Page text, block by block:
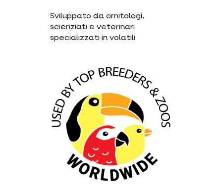
Sviluppato da ornitologi,
scienziati e veterinari
specializzati in volatili